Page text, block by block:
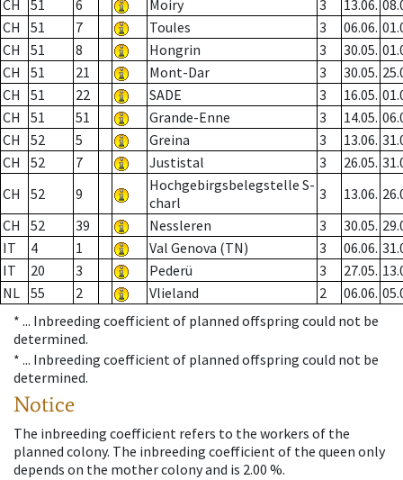
CH 51 6 Moiry 3 13.06.
CH
51 7 Toules 3 06.06.
CH
51 8 Hongrin 3 30.05.
CH
51 21 Mont-Dar 3 30.05.
CH
51 22 SADE 3 16.05.
CH
51 51 Grande-Enne 3 14.05.
CH
52 5 Greina 3 13.06.
CH
52 7 Justistal 3 26.05.
CH
52 9
Hochgebirgsbelegstelle S-
charl
3 13.06.
CH
52 39 Nessleren 3 30.05.
IT
4 1 Val Genova (TN) 3 06.06.
IT
20 3 Pederü 3 27.05.
NL 55 2 Vlieland 2 06.06.
* ... Inbreeding coefficient of planned offspring could not be
determined.
* ... Inbreeding coefficient of planned offspring could not be
determined.
Notice
The inbreeding coefficient refers to the workers of the
planned colony. The inbreeding coefficient of the queen only
depends on the mother colony and is 2.00 %.